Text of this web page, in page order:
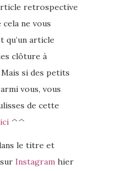
retrospective
ne vous
qu’un article
clôture à
si des petits
vous, vous
de cette
^^
le titre et
Instagram hier